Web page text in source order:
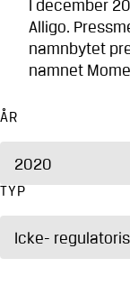
I december
Alligo.
namnbytet
namnet
ÅR
2020
TYP
Icke-